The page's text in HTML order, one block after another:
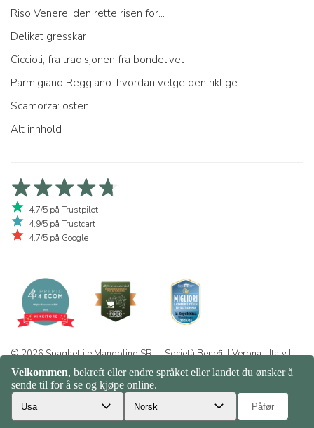
Riso Venere: den rette risen for...
Delikat gresskar
Ciccioli, fra tradisjonen fra bondelivet
Parmigiano Reggiano: hvordan velge den riktige
Scamorza: osten...
Alt innhold
4,7/5 på Trustpilot
4,9/5 på Trustcart
4,7/5 på Google
© 2026 Spaghetti e Mandolino SRL - Società Benefit | Verona - Italy |
+39 351 865 9444 | P.I. IT04913730232 | Certificazione BIO: IT-BIO-
016.380-0110744.2026.001 | REA VR-455804 |Personvern og
informasjonskapsler|Sitemap